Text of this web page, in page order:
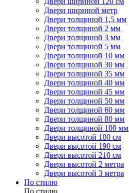
Двери шириной метр
Двери толщиной 1,5 мм
Двери толщиной 2 мм
Двери толщиной 3 мм
Двери толщиной 5 мм
Двери толщиной 10 мм
Двери толщиной 30 мм
Двери толщиной 35 мм
Двери толщиной 40 мм
Двери толщиной 45 мм
Двери толщиной 50 мм
Двери толщиной 60 мм
Двери толщиной 80 мм
Двери толщиной 100 мм
Двери высотой 180 см
Двери высотой 190 см
Двери высотой 210 см
Двери высотой 2 метра
Двери высотой 3 метра
По стилю